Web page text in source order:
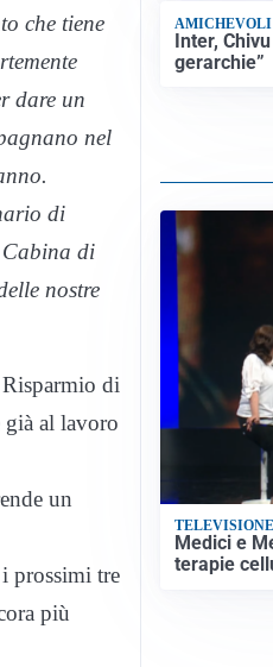
che tiene
dare un
nel
di
di
nostre
di
già al lavoro
un
prossimi tre
più
AMICHEVOLI
Inter,
gerarchie”
TELEVISIONE
Medici e
terapie